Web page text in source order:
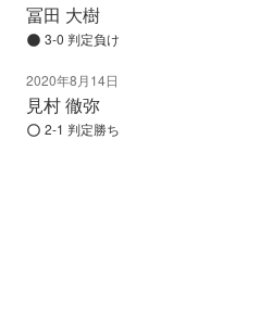
冨田 大樹
3-0 判定負け
2020年8月14日
見村 徹弥
2-1 判定勝ち